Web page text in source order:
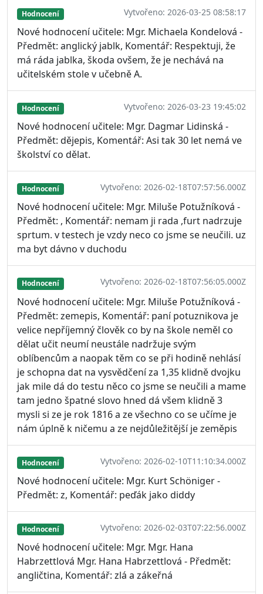
Hodnocení Vytvořeno: 2026-03-25 08:58:17
Nové hodnocení učitele: Mgr. Michaela Kondelová -
Předmět: anglický jablk, Komentář: Respektuji, že
má ráda jablka, škoda ovšem, že je nechává na
učitelském stole v učebně A.
Hodnocení Vytvořeno: 2026-03-23 19:45:02
Nové hodnocení učitele: Mgr. Dagmar Lidinská -
Předmět: dějepis, Komentář: Asi tak 30 let nemá ve
školství co dělat.
Hodnocení Vytvořeno: 2026-02-18T07:57:56.000Z
Nové hodnocení učitele: Mgr. Miluše Potužníková -
Předmět: , Komentář: nemam ji rada ,furt nadrzuje
sprtum. v testech je vzdy neco co jsme se neučili. uz
ma byt dávno v duchodu
Hodnocení Vytvořeno: 2026-02-18T07:56:05.000Z
Nové hodnocení učitele: Mgr. Miluše Potužníková -
Předmět: zemepis, Komentář: paní potuznikova je
velice nepříjemný člověk co by na škole neměl co
dělat učit neumí neustále nadržuje svým
oblíbencům a naopak těm co se při hodině nehlásí
je schopna dat na vysvědčení za 1,35 klidně dvojku
jak mile dá do testu něco co jsme se neučili a mame
tam jedno špatné slovo hned dá všem klidně 3
mysli si ze je rok 1816 a ze všechno co se učíme je
nám úplně k ničemu a ze nejdůležitější je zeměpis
Hodnocení Vytvořeno: 2026-02-10T11:10:34.000Z
Nové hodnocení učitele: Mgr. Kurt Schöniger -
Předmět: z, Komentář: peďák jako diddy
Hodnocení Vytvořeno: 2026-02-03T07:22:56.000Z
Nové hodnocení učitele: Mgr. Mgr. Hana
Habrzettlová Mgr. Hana Habrzettlová - Předmět:
angličtina, Komentář: zlá a zákeřná